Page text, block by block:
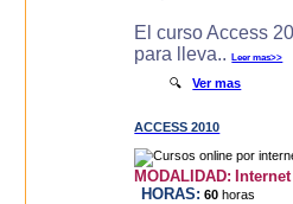
El curso Access
para lleva..Leer mas>>
🔍Ver mas
ACCESS 2010
MODALIDAD:
HORAS: 60 horas